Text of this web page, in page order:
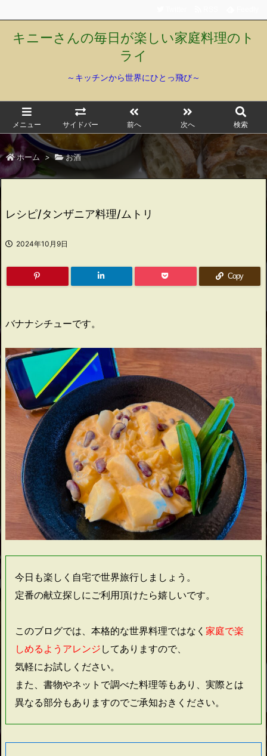
キニーさんの毎日が楽しい家庭料理のト
ライ
～キッチンから世界にひとっ飛び～
メニュー サイドバー 前へ 次へ 検索
ホーム > お酒
レシピ/タンザニア料理/ムトリ
2024年10月9日
Copy
バナナシチューです。
今日も楽しく自宅で世界旅行しましょう。
定番の献立探しにご利用頂けたら嬉しいです。
このブログでは、本格的な世界料理ではなく 家庭で楽
しめるようアレンジ してありますので、
気軽にお試しください。
また、書物やネットで調べた料理等もあり、実際とは
異なる部分もありますのでご承知おきください。